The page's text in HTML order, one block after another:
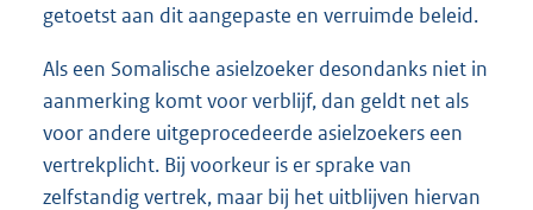
getoetst aan dit aangepaste en verruimde beleid.
Als een Somalische asielzoeker desondanks niet in
aanmerking komt voor verblijf, dan geldt net als
voor andere uitgeprocedeerde asielzoekers een
vertrekplicht. Bij voorkeur is er sprake van
zelfstandig vertrek, maar bij het uitblijven hiervan